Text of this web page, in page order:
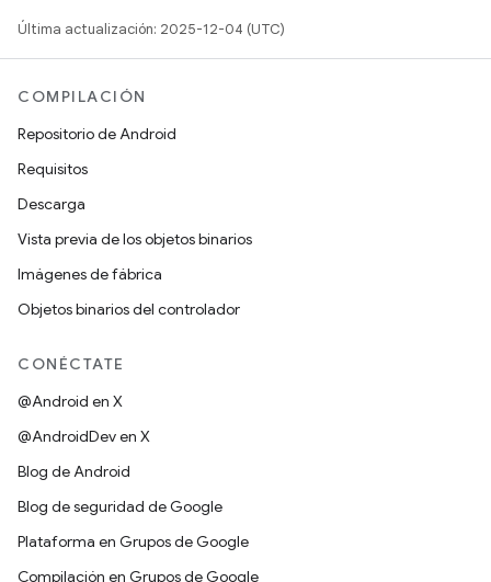
Última actualización: 2025-12-04 (UTC)
COMPILACIÓN
Repositorio de Android
Requisitos
Descarga
Vista previa de los objetos binarios
Imágenes de fábrica
Objetos binarios del controlador
CONÉCTATE
@Android en X
@AndroidDev en X
Blog de Android
Blog de seguridad de Google
Plataforma en Grupos de Google
Compilación en Grupos de Google